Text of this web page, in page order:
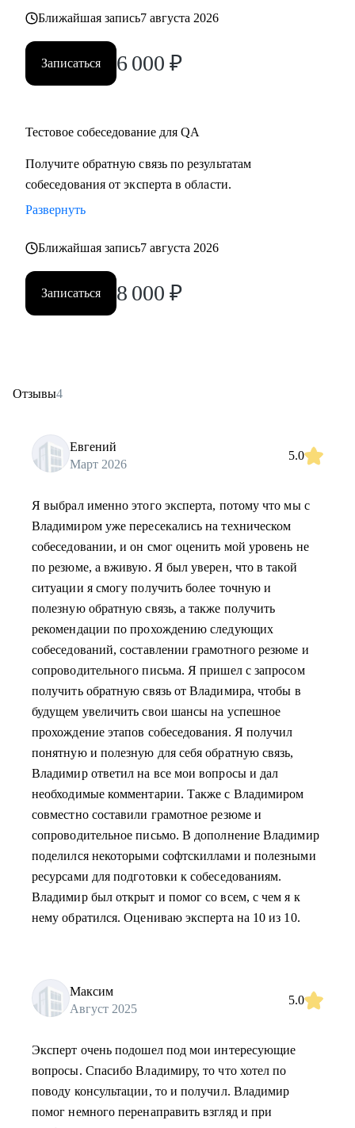
Ближайшая запись7 августа 2026
Записаться 6 000 ₽
Тестовое собеседование для QA
Получите обратную связь по результатам
собеседования от эксперта в области.
Развернуть
Ближайшая запись7 августа 2026
Записаться 8 000 ₽
Отзывы4
Евгений
Март 2026
5.0
Я выбрал именно этого эксперта, потому что мы с
Владимиром уже пересекались на техническом
собеседовании, и он смог оценить мой уровень не
по резюме, а вживую. Я был уверен, что в такой
ситуации я смогу получить более точную и
полезную обратную связь, а также получить
рекомендации по прохождению следующих
собеседований, составлении грамотного резюме и
сопроводительного письма. Я пришел с запросом
получить обратную связь от Владимира, чтобы в
будущем увеличить свои шансы на успешное
прохождение этапов собеседования. Я получил
понятную и полезную для себя обратную связь,
Владимир ответил на все мои вопросы и дал
необходимые комментарии. Также с Владимиром
совместно составили грамотное резюме и
сопроводительное письмо. В дополнение Владимир
поделился некоторыми софтскиллами и полезными
ресурсами для подготовки к собеседованиям.
Владимир был открыт и помог со всем, с чем я к
нему обратился. Оцениваю эксперта на 10 из 10.
Максим
Август 2025
5.0
Эксперт очень подошел под мои интересующие
вопросы. Спасибо Владимиру, то что хотел по
поводу консультации, то и получил. Владимир
помог немного перенаправить взгляд и при